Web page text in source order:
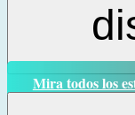
Mira todos los